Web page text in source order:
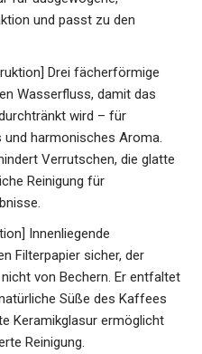
und passt zu den
Drei fächerförmige
Wasserfluss, damit das
wird – für
harmonisches Aroma.
Verrutschen, die glatte
Reinigung für
Innenliegende
Filterpapier sicher, der
von Bechern. Er entfaltet
Süße des Kaffees
Keramikglasur ermöglicht
Reinigung.